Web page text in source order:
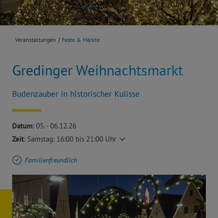
Veranstaltungen Feste & Märkte
Gredinger Weihnachtsmarkt
Budenzauber in historischer Kulisse
Datum: 05. - 06.12.26
Zeit: Samstag: 16:00 bis 21:00 Uhr
Familienfreundlich